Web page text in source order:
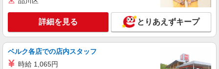
詳細を見る とりあえずキープ
ベルク各店での店内スタッフ
時給 1,065円